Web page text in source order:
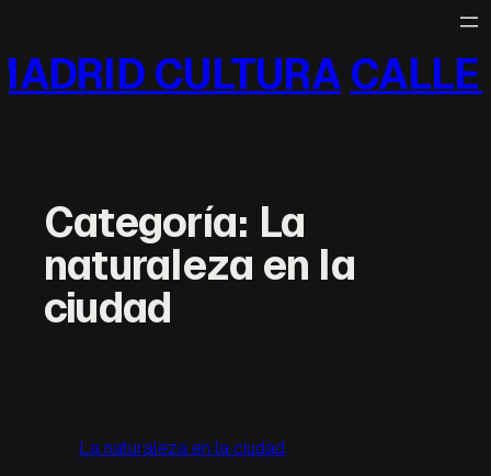
contenidoCULTURACALLE
Categoría: La
naturaleza en la
ciudad
La naturaleza en la ciudad